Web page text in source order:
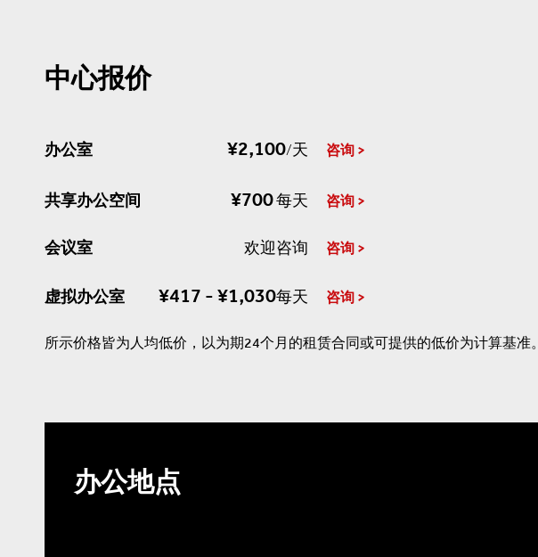
中心报价
办公室 ¥2,100/天 咨询
共享办公空间 ¥700每天 咨询
会议室 欢迎咨询 咨询
虚拟办公室 ¥417 - ¥1,030每天 咨询
所示价格皆为人均低价，以为期24个月的租赁合同或可提供的低价为计算基准。
办公地点